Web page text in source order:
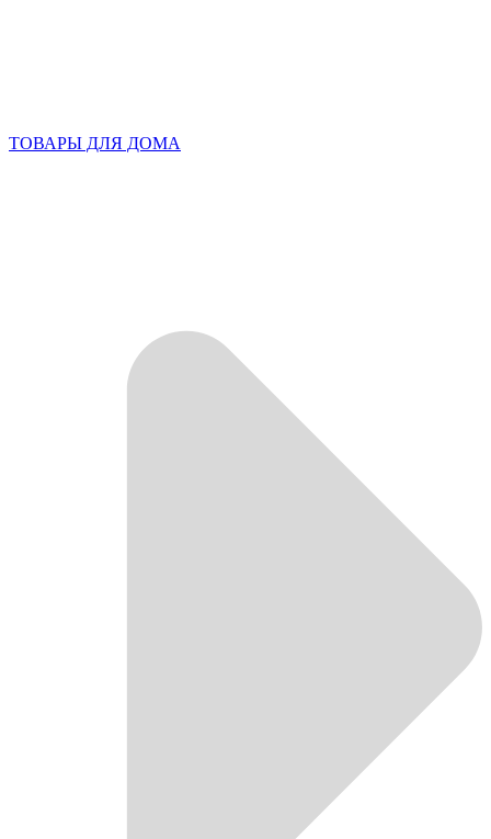
ТОВАРЫ ДЛЯ ДОМА